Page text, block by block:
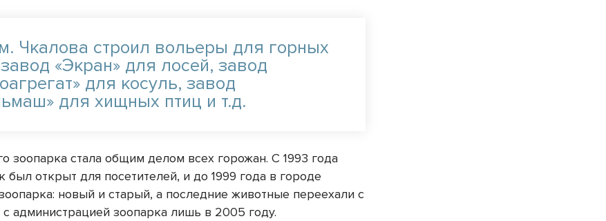
Чкалова строил вольеры для горных
«Экран» для лосей, завод
для косуль, завод
для хищных птиц и т.д.
зоопарка стала общим делом всех горожан. С 1993 года
был открыт для посетителей, и до 1999 года в городе
новый и старый, а последние животные переехали с
с администрацией зоопарка лишь в 2005 году.